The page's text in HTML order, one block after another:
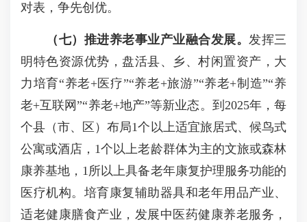
对表，争先创优。
（七）推进养老事业产业融合发展。 发挥三
明特色资源优势，盘活县、乡、村闲置资产，大
力培育“养老+医疗”“养老+旅游”“养老+制造”“养
老+互联网”“养老+地产”等新业态。到2025年，每
个县（市、区）布局1个以上适宜旅居式、候鸟式
公寓或酒店，1个以上老龄群体为主的文旅或森林
康养基地，1所以上具备老年康复护理服务功能的
医疗机构。培育康复辅助器具和老年用品产业、
适老健康膳食产业，发展中医药健康养老服务，